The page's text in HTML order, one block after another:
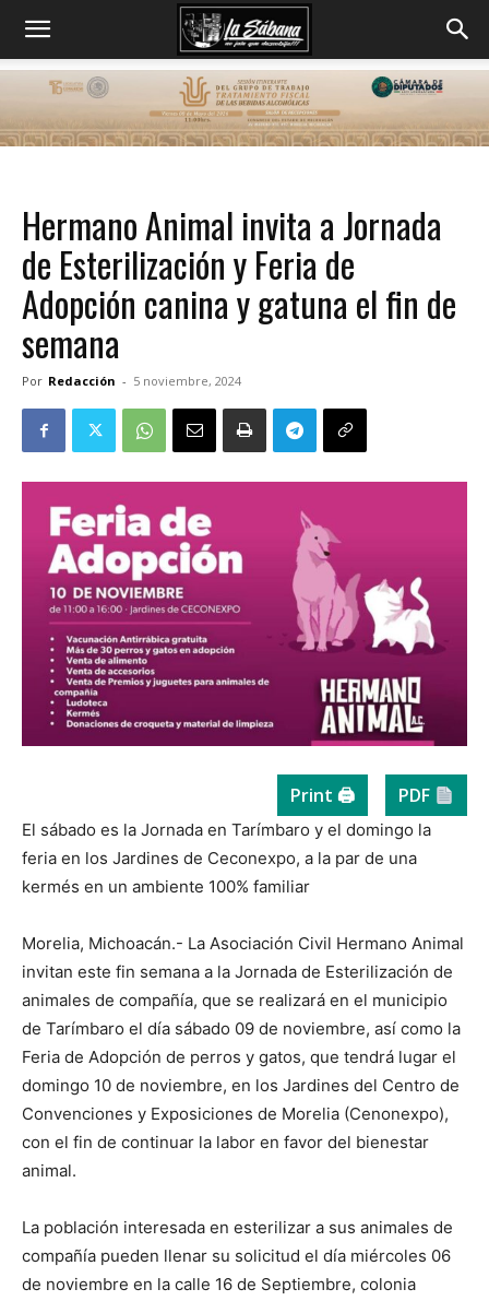
Hermano Animal invita a Jornada
de Esterilización y Feria de
Adopción canina y gatuna el fin de
semana
Por Redacción - 5 noviembre, 2024
Print 🖨 PDF
El sábado es la Jornada en Tarímbaro y el domingo la
feria en los Jardines de Ceconexpo, a la par de una
kermés en un ambiente 100% familiar
Morelia, Michoacán.- La Asociación Civil Hermano Animal
invitan este fin semana a la Jornada de Esterilización de
animales de compañía, que se realizará en el municipio
de Tarímbaro el día sábado 09 de noviembre, así como la
Feria de Adopción de perros y gatos, que tendrá lugar el
domingo 10 de noviembre, en los Jardines del Centro de
Convenciones y Exposiciones de Morelia (Cenonexpo),
con el fin de continuar la labor en favor del bienestar
animal.
La población interesada en esterilizar a sus animales de
compañía pueden llenar su solicitud el día miércoles 06
de noviembre en la calle 16 de Septiembre, colonia